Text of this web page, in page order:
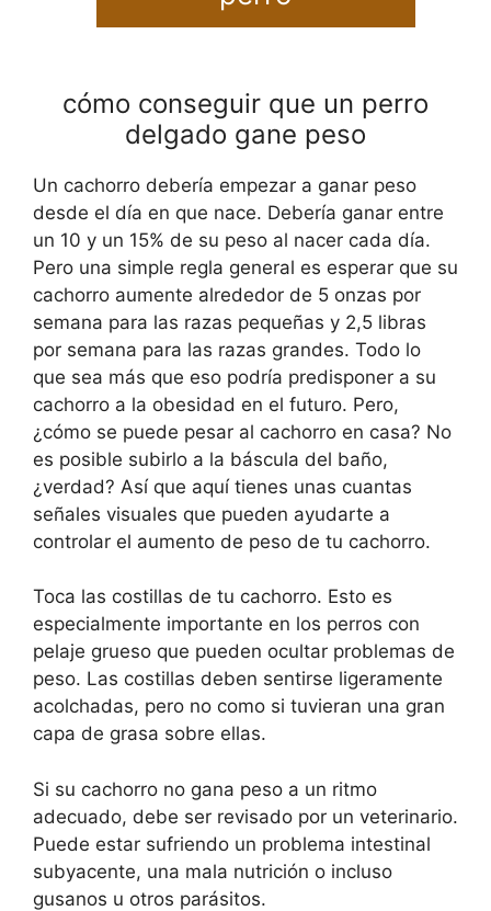
cómo conseguir que un perro
delgado gane peso
Un cachorro debería empezar a ganar peso
desde el día en que nace. Debería ganar entre
un 10 y un 15% de su peso al nacer cada día.
Pero una simple regla general es esperar que su
cachorro aumente alrededor de 5 onzas por
semana para las razas pequeñas y 2,5 libras
por semana para las razas grandes. Todo lo
que sea más que eso podría predisponer a su
cachorro a la obesidad en el futuro. Pero,
¿cómo se puede pesar al cachorro en casa? No
es posible subirlo a la báscula del baño,
¿verdad? Así que aquí tienes unas cuantas
señales visuales que pueden ayudarte a
controlar el aumento de peso de tu cachorro.
Toca las costillas de tu cachorro. Esto es
especialmente importante en los perros con
pelaje grueso que pueden ocultar problemas de
peso. Las costillas deben sentirse ligeramente
acolchadas, pero no como si tuvieran una gran
capa de grasa sobre ellas.
Si su cachorro no gana peso a un ritmo
adecuado, debe ser revisado por un veterinario.
Puede estar sufriendo un problema intestinal
subyacente, una mala nutrición o incluso
gusanos u otros parásitos.